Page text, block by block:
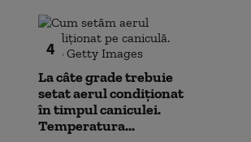
4
La câte grade trebuie
setat aerul condiționat
în timpul caniculei.
Temperatura...